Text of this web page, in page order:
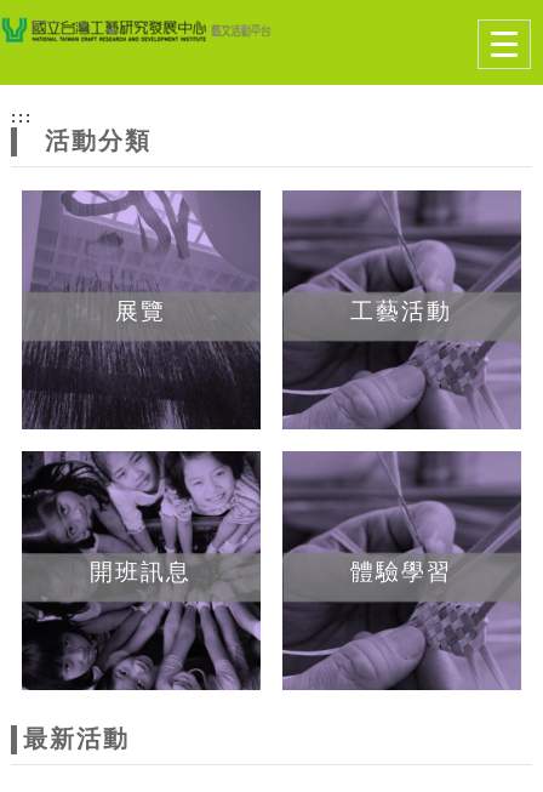
網
站
主
題
跳到主要內容
網站導覽
:::
活動分類
展覽 工藝活動
開班訊息 體驗學習
最新活動